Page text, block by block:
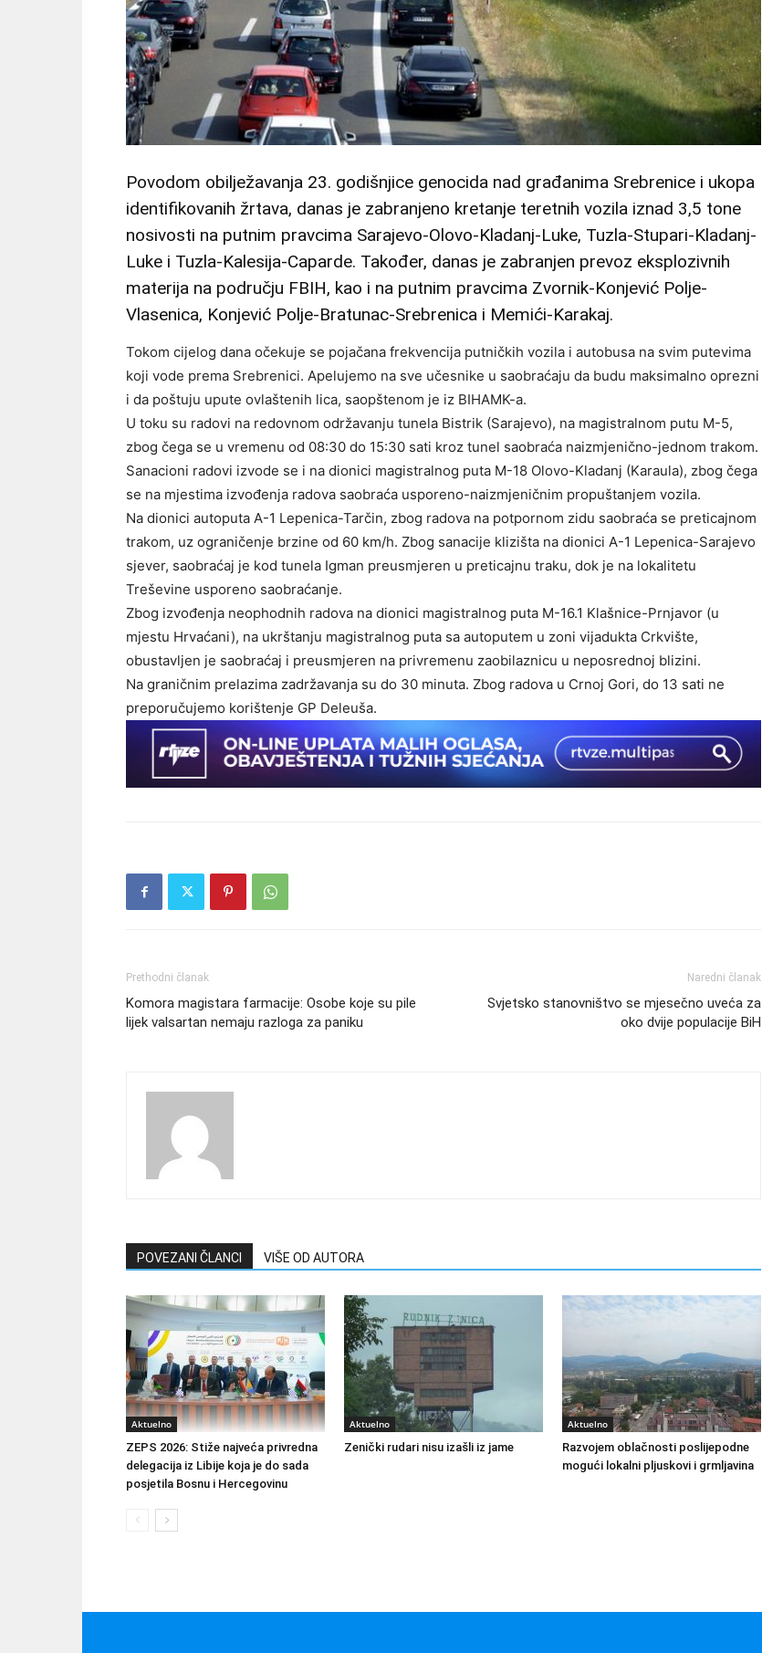
Povodom obilježavanja 23. godišnjice genocida nad građanima Srebrenice i ukopa
identifikovanih žrtava, danas je zabranjeno kretanje teretnih vozila iznad 3,5 tone
nosivosti na putnim pravcima Sarajevo-Olovo-Kladanj-Luke, Tuzla-Stupari-Kladanj-
Luke i Tuzla-Kalesija-Caparde. Također, danas je zabranjen prevoz eksplozivnih
materija na području FBIH, kao i na putnim pravcima Zvornik-Konjević Polje-
Vlasenica, Konjević Polje-Bratunac-Srebrenica i Memići-Karakaj.
Tokom cijelog dana očekuje se pojačana frekvencija putničkih vozila i autobusa na svim putevima
koji vode prema Srebrenici. Apelujemo na sve učesnike u saobraćaju da budu maksimalno oprezni
i da poštuju upute ovlaštenih lica, saopštenom je iz BIHAMK-a.
U toku su radovi na redovnom održavanju tunela Bistrik (Sarajevo), na magistralnom putu M-5,
zbog čega se u vremenu od 08:30 do 15:30 sati kroz tunel saobraća naizmjenično-jednom trakom.
Sanacioni radovi izvode se i na dionici magistralnog puta M-18 Olovo-Kladanj (Karaula), zbog čega
se na mjestima izvođenja radova saobraća usporeno-naizmjeničnim propuštanjem vozila.
Na dionici autoputa A-1 Lepenica-Tarčin, zbog radova na potpornom zidu saobraća se preticajnom
trakom, uz ograničenje brzine od 60 km/h. Zbog sanacije klizišta na dionici A-1 Lepenica-Sarajevo
sjever, saobraćaj je kod tunela Igman preusmjeren u preticajnu traku, dok je na lokalitetu
Treševine usporeno saobraćanje.
Zbog izvođenja neophodnih radova na dionici magistralnog puta M-16.1 Klašnice-Prnjavor (u
mjestu Hrvaćani), na ukrštanju magistralnog puta sa autoputem u zoni vijadukta Crkvište,
obustavljen je saobraćaj i preusmjeren na privremenu zaobilaznicu u neposrednoj blizini.
Na graničnim prelazima zadržavanja su do 30 minuta. Zbog radova u Crnoj Gori, do 13 sati ne
preporučujemo korištenje GP Deleuša.
Prethodni članak
Komora magistara farmacije: Osobe koje su pile
lijek valsartan nemaju razloga za paniku
Naredni članak
Svjetsko stanovništvo se mjesečno uveća za
oko dvije populacije BiH
POVEZANI ČLANCI VIŠE OD AUTORA
Aktuelno
ZEPS 2026: Stiže najveća privredna
delegacija iz Libije koja je do sada
posjetila Bosnu i Hercegovinu
Aktuelno
Zenički rudari nisu izašli iz jame
Aktuelno
Razvojem oblačnosti poslijepodne
mogući lokalni pljuskovi i grmljavina